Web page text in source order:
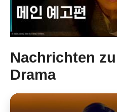
Nachrichten
Drama